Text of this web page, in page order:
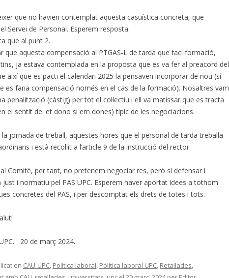
que no havien contemplat aquesta casuística concreta, que
Servei de Personal. Esperem resposta.
que al punt 2.
que aquesta compensació al PTGAS-L de tarda que faci formació,
ja estava contemplada en la proposta que es va fer al preacord del
així que es pacti el calendari 2025 la pensaven incorporar de nou (sí
es faria compensació només en el cas de la formació). Nosaltres vam
penalització (càstig) per tot el col·lectiu i ell va matissar que es tracta
el sentit de: et dono si em dones) típic de les negociacions.
jornada de treball, aquestes hores que el personal de tarda treballa
i està recollit a l’article 9 de la instrucció del rector.
al Comitè, per tant, no pretenem negociar res, però sí defensar i
i normatiu pel PAS UPC. Esperem haver aportat idees a tothom
concretes del PAS, i per descomptat els drets de totes i tots.
UPC. 20 de març 2024.
en CAU-UPC, Política laboral, Política laboral UPC, Retallades,